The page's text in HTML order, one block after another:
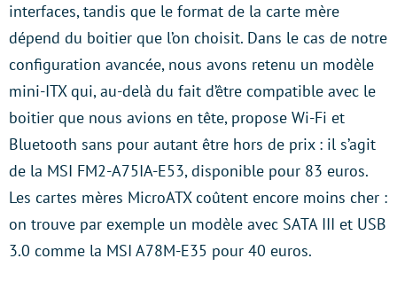
interfaces, tandis que le format de la carte mère
dépend du boitier que l’on choisit. Dans le cas de notre
configuration avancée, nous avons retenu un modèle
mini-ITX qui, au-delà du fait d’être compatible avec le
boitier que nous avions en tête, propose Wi-Fi et
Bluetooth sans pour autant être hors de prix : il s’agit
de la MSI FM2-A75IA-E53, disponible pour 83 euros.
Les cartes mères MicroATX coûtent encore moins cher :
on trouve par exemple un modèle avec SATA III et USB
3.0 comme la MSI A78M-E35 pour 40 euros.